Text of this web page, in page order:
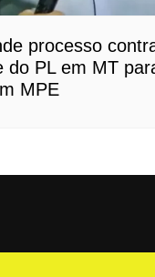
processo
do PL em MT
MPE